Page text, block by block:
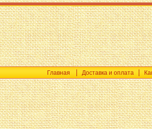
Главная Доставка и оплата